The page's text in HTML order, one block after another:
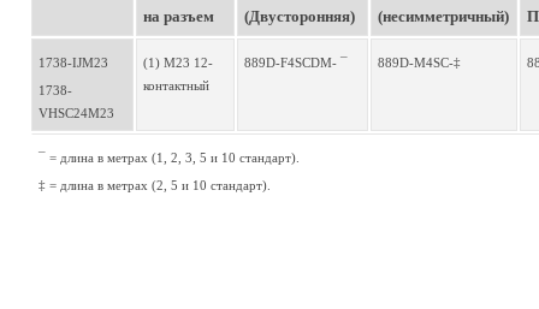
на разъем
(Двусторонняя)
(несимметричный)
1738-IJM23
1738-
VHSC24M23
(1) M23 12-
контактный
889D-F4SCDM- ¯ 889D-M4SC-‡
¯ = длина в метрах (1, 2, 3, 5 и 10 стандарт).
‡ = длина в метрах (2, 5 и 10 стандарт).